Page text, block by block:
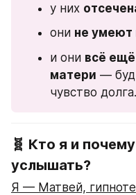
у них
они не умеют
и они всё
матери —
чувство долга.
🧬 Кто я и
услышать?
Я — Матвей,